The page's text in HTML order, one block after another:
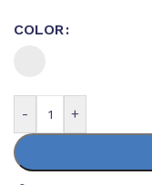
COLOR
- +